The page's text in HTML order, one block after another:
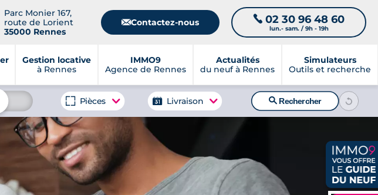
Parc Monier 167,
route de Lorient
35000 Rennes
📧Contactez-nous 📞 02 30 96 48 60
lun.- sam. / 9h - 19h
Gestion locative
à Rennes
IMMO9
Agence de Rennes
Actualités
du neuf à Rennes
Simulateurs
Outils et recherche
Pièces Livraison 🔍Rechercher